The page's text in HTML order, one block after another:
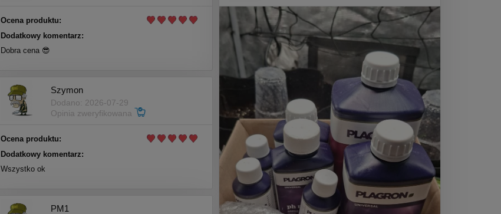
Ocena produktu:
Dodatkowy komentarz:
Dobra cena 😎
Szymon
Dodano: 2026-07-29
Opinia zweryfikowana
Ocena produktu:
Dodatkowy komentarz:
Wszystko ok
PM1